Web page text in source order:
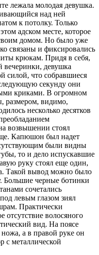
лежала молодая девушка.
над ней
к потолку. Только
адском месте, которое
своим домом. Но было уже
связаны и фиксировались
крюкам. Придя в себя,
вечеринки, девушка
силой, что собравшиеся
секунду они
криками. В огромном
размером, видимо,
несколько десятков
возвышении стоял
Капюшон был надет
были видны
то и дело испускавшие
руку стоял еще один,
Такой вывод можно было
Большие черные ботинки
сочетались
левым глазом зиял
Практически
отсутствие волосяного
вид. На поясе
а в правой руке он
с металлической